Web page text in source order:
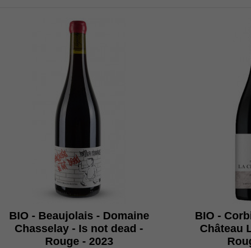
BIO - Beaujolais - Domaine
Chasselay - Is not dead -
Rouge - 2023
BIO -
Château